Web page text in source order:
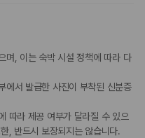
며, 이는 숙박 시설 정책에 따라 다
에서 발급한 사진이 부착된 신분증
따라 제공 여부가 달라질 수 있으
, 반드시 보장되지는 않습니다.